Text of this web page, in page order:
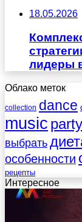
18.05.2026
лидеры
Облако меток
collection dance
music party
выбрать
особенности
рецепты
Интересное